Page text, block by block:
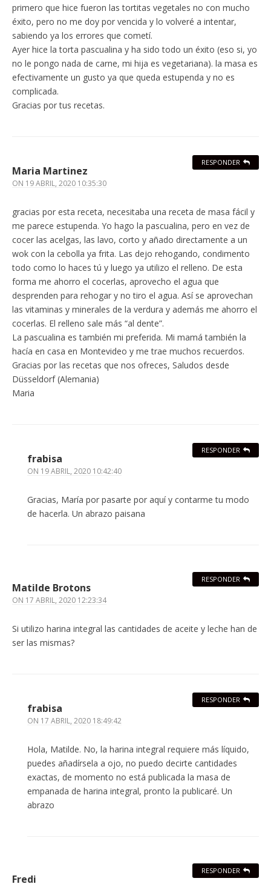
primero que hice fueron las tortitas vegetales no con mucho
éxito, pero no me doy por vencida y lo volveré a intentar,
sabiendo ya los errores que cometí.
Ayer hice la torta pascualina y ha sido todo un éxito (eso si, yo
no le pongo nada de carne, mi hija es vegetariana). la masa es
efectivamente un gusto ya que queda estupenda y no es
complicada.
Gracias por tus recetas.
Maria Martinez
ON 19 ABRIL, 2020 10:35:30
gracias por esta receta, necesitaba una receta de masa fácil y
me parece estupenda. Yo hago la pascualina, pero en vez de
cocer las acelgas, las lavo, corto y añado directamente a un
wok con la cebolla ya frita. Las dejo rehogando, condimento
todo como lo haces tú y luego ya utilizo el relleno. De esta
forma me ahorro el cocerlas, aprovecho el agua que
desprenden para rehogar y no tiro el agua. Así se aprovechan
las vitaminas y minerales de la verdura y además me ahorro el
cocerlas. El relleno sale más “al dente”.
La pascualina es también mi preferida. Mi mamá también la
hacía en casa en Montevideo y me trae muchos recuerdos.
Gracias por las recetas que nos ofreces, Saludos desde
Düsseldorf (Alemania)
Maria
RESPONDER
frabisa
ON 19 ABRIL, 2020 10:42:40
Gracias, María por pasarte por aquí y contarme tu modo
de hacerla. Un abrazo paisana
RESPONDER
Matilde Brotons
ON 17 ABRIL, 2020 12:23:34
Si utilizo harina integral las cantidades de aceite y leche han de
ser las mismas?
RESPONDER
frabisa
ON 17 ABRIL, 2020 18:49:42
Hola, Matilde. No, la harina integral requiere más líquido,
puedes añadírsela a ojo, no puedo decirte cantidades
exactas, de momento no está publicada la masa de
empanada de harina integral, pronto la publicaré. Un
abrazo
RESPONDER
Fredi
RESPONDER